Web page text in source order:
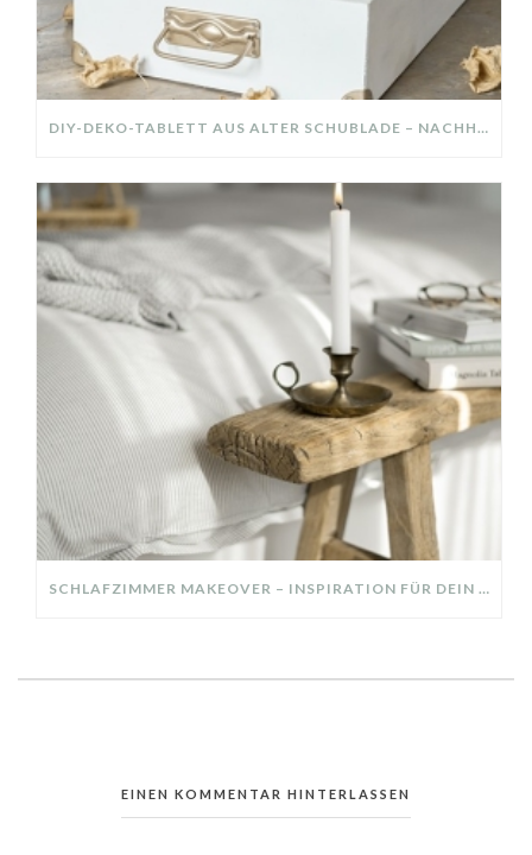
DIY-DEKO-TABLETT AUS ALTER SCHUBLADE – NACHHALTIGE HERBSTDEKO SELBER MACHEN!
SCHLAFZIMMER MAKEOVER – INSPIRATION FÜR DEIN SCHLAFZIMMER: AUS ALT MACH NEU – HELL, GEMÜTLICH UND EINLADEND
EINEN KOMMENTAR HINTERLASSEN